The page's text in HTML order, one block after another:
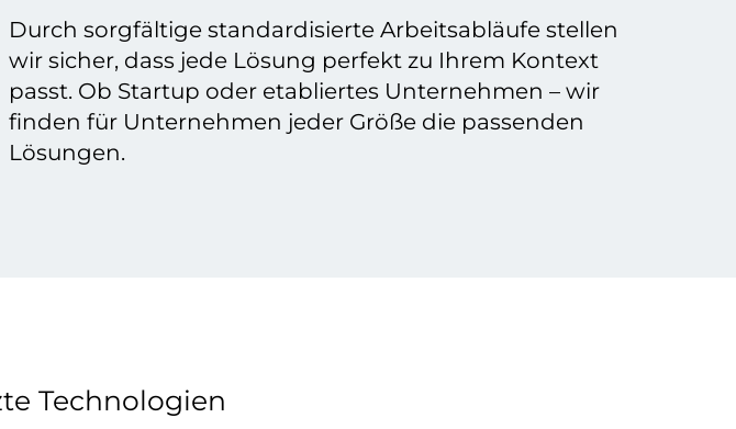
Durch sorgfältige standardisierte Arbeitsabläufe stellen
wir sicher, dass jede Lösung perfekt zu Ihrem Kontext
passt. Ob Startup oder etabliertes Unternehmen – wir
finden für Unternehmen jeder Größe die passenden
Lösungen.
Technologien